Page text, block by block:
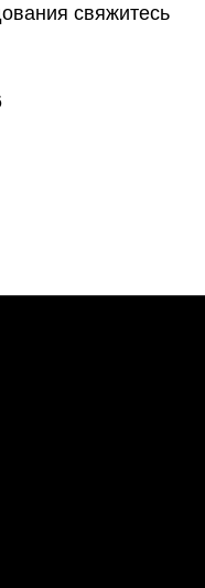
свяжитесь